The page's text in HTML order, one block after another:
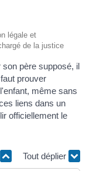
légale et
de la justice
son père supposé, il
prouver
même sans
liens dans un
officiellement le
Tout déplier